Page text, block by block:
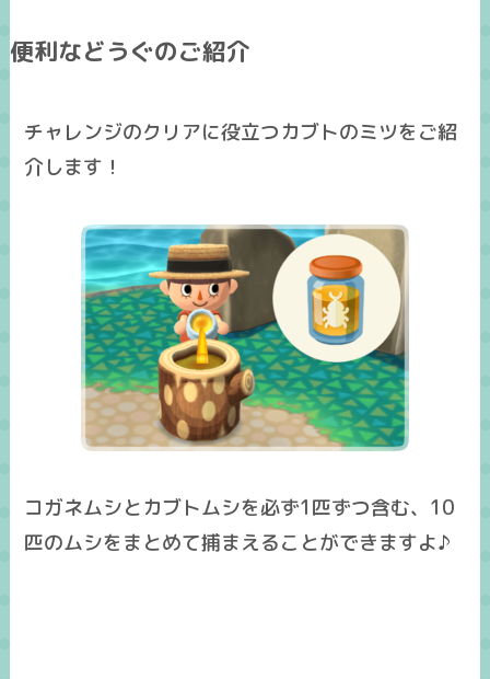
便利などうぐのご紹介
チャレンジのクリアに役立つカブトのミツをご紹
介します！
コガネムシとカブトムシを必ず1匹ずつ含む、10
匹のムシをまとめて捕まえることができますよ♪